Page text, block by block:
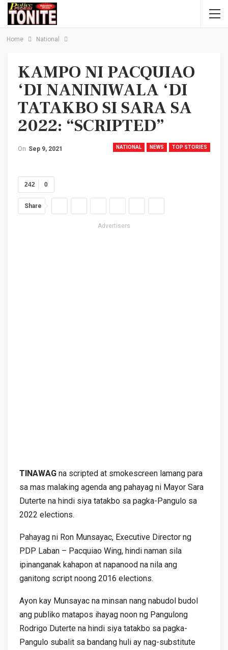
Home National
KAMPO NI PACQUIAO
‘DI NANINIWALA ‘DI
TATAKBO SI SARA SA
2022: “SCRIPTED”
NATIONAL NEWS TOP STORIES
On Sep 9, 2021
0
242
Share
Advertisers
TINAWAGna scripted at smokescreen lamang para
sa mas malaking agenda ang pahayag ni Mayor Sara
Duterte na hindi siya tatakbo sa pagka-Pangulo sa
2022 elections.
Pahayag ni Ron Munsayac, Executive Director ng
PDP Laban – Pacquiao Wing, hindi naman sila
ipinanganak kahapon at napanood na nila ang
ganitong script noong 2016 elections.
Ayon kay Munsayac na minsan nang nabudol budol
ang publiko matapos ihayag noon ng Pangulong
Rodrigo Duterte na hindi siya tatakbo sa pagka-
Pangulo subalit sa bandang huli ay nag-substitute